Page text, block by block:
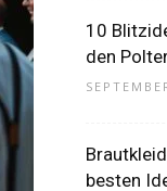
10
den
besten